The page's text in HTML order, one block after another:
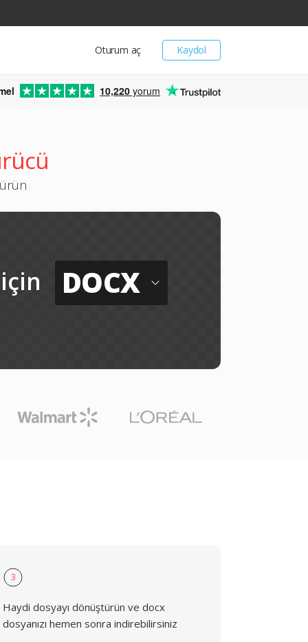
Kaydol
Oturum aç
10,220 yorum
için DOCX
3
Haydi dosyayı dönüştürün ve docx
dosyanızı hemen sonra indirebilirsiniz